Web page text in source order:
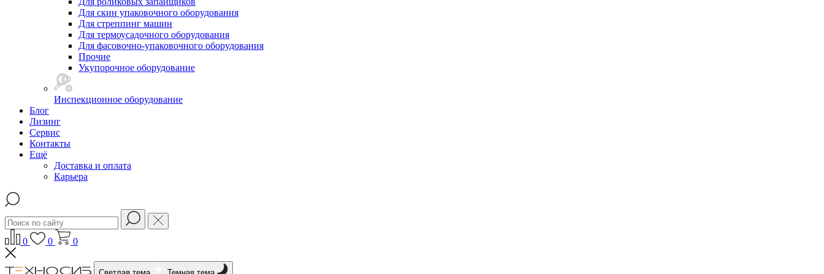
Для скин упаковочного оборудования
Для стреппинг машин
Для термоусадочного оборудования
Для фасовочно-упаковочного оборудования
Прочие
Укупорочное оборудование
Инспекционное оборудование
Блог
Лизинг
Сервис
Контакты
Ещё
Доставка и оплата
Карьера
0 0 0